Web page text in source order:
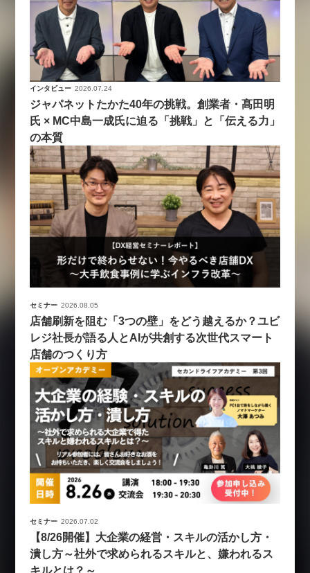
インタビュー 2026.07.24
ジャパネットたかた40年の挑戦。創業者・髙田明
氏 × MC中島一成氏に迫る「挑戦」と「伝える力」
の本質
セミナー 2026.08.05
店舗刷新を阻む「3つの壁」をどう越えるか？ユビ
レジ社長が語る人とAIが共創する次世代スマート
店舗のつくり方
セミナー 2026.07.02
【8/26開催】大企業の経営・スキルの活かし方・
潰し方～社外で求められるスキルと、嫌われるス
キルとは？～